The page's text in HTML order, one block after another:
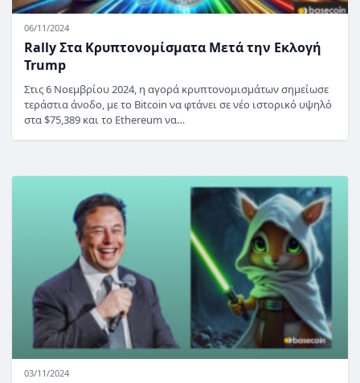
06/11/2024
Rally Στα Κρυπτονομίσματα Μετά την Εκλογή
Trump
Στις 6 Νοεμβρίου 2024, η αγορά κρυπτονομισμάτων σημείωσε
τεράστια άνοδο, με το Bitcoin να φτάνει σε νέο ιστορικό υψηλό
στα $75,389 και το Ethereum να…
03/11/2024